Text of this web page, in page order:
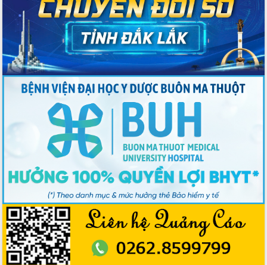
Chuyển đổi số mở ra không gian phát
triển trong lĩnh vực văn hóa, du lịch
Công bố quyết định của Ban Thường
vụ Tỉnh ủy về công tác cán bộ.
Thủ tướng Phạm Minh Chính: Khẩn
trương tái thiết cuộc sống người dân
sau thiên tai
Tập trung nâng cao chất lượng, tổ
chức sản xuất sầu riêng theo hướng
bền vững
Đẩy nhanh công tác khắc phục, ổn
định đời sống Nhân dân sau bão số 13
Bí thư Tỉnh ủy Lương Nguyễn Minh
Triết dự Ngày hội đại đoàn kết tại
Khởi công xây dựng Trường Phổ thông
nội trú liên cấp tiểu học và THCS xã Ia
Rvê
Phó Thủ tướng Chính phủ Mai Văn
Chính chia sẻ, động viên người dân